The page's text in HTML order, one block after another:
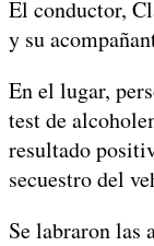
El conductor,
y su
En el lugar,
test de
resultado
secuestro del
Se labraron las